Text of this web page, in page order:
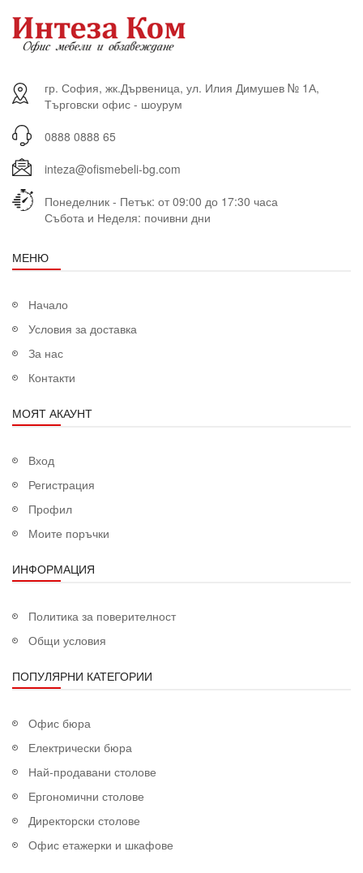
гр. София, жк.Дървеница, ул. Илия Димушев № 1А,
Търговски офис - шоурум
0888 0888 65
inteza@ofismebeli-bg.com
Понеделник - Петък: от 09:00 до 17:30 часа
Събота и Неделя: почивни дни
МЕНЮ
Начало
Условия за доставка
За нас
Контакти
МОЯТ АКАУНТ
Вход
Регистрация
Профил
Моите поръчки
ИНФОРМАЦИЯ
Политика за поверителност
Общи условия
ПОПУЛЯРНИ КАТЕГОРИИ
Офис бюра
Електрически бюра
Най-продавани столове
Ергономични столове
Директорски столове
Офис етажерки и шкафове